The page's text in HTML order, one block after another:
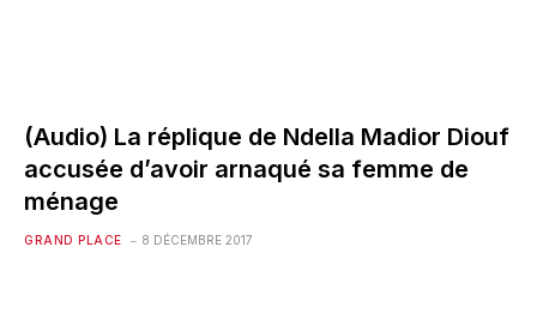
(Audio) La réplique de Ndella Madior Diouf
accusée d’avoir arnaqué sa femme de
ménage
GRAND PLACE 8 DÉCEMBRE 2017